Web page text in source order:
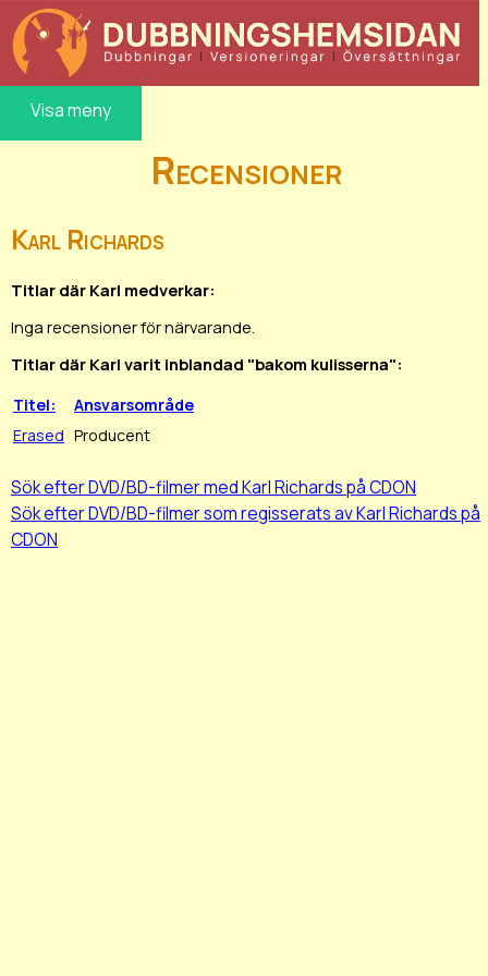
Visa meny
Recensioner
Karl Richards
Titlar där Karl medverkar:
Inga recensioner för närvarande.
Titlar där Karl varit inblandad "bakom kulisserna":
Titel:
Ansvarsområde
Erased Producent
Sök efter DVD/BD-filmer med Karl Richards på CDON
Sök efter DVD/BD-filmer som regisserats av Karl Richards på
CDON